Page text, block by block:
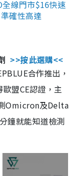
全線門市$16快速
確性高達
>>按此選購<<
合作推出，
盟CE認證，主
Omicron及Delta
鐘就能知道檢測